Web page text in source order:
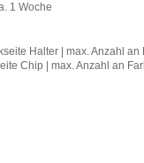
1 Woche
Halter | max. Anzahl an
Chip | max. Anzahl an